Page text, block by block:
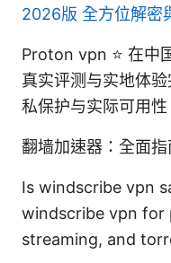
2026版 全方位解密
Proton vpn ⭐ 在中
真实评测与实地体
私保护与实际可用性
翻墙加速器：全面
Is windscribe vpn
windscribe vpn for
streaming, and